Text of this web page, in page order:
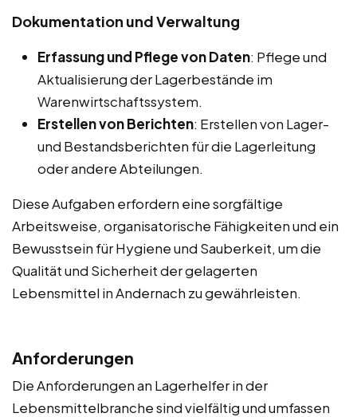
Dokumentation und Verwaltung
Erfassung und Pflege von Daten: Pflege und
Aktualisierung der Lagerbestände im
Warenwirtschaftssystem.
Erstellen von Berichten: Erstellen von Lager-
und Bestandsberichten für die Lagerleitung
oder andere Abteilungen.
Diese Aufgaben erfordern eine sorgfältige
Arbeitsweise, organisatorische Fähigkeiten und ein
Bewusstsein für Hygiene und Sauberkeit, um die
Qualität und Sicherheit der gelagerten
Lebensmittel in Andernach zu gewährleisten.
Anforderungen
Die Anforderungen an Lagerhelfer in der
Lebensmittelbranche sind vielfältig und umfassen